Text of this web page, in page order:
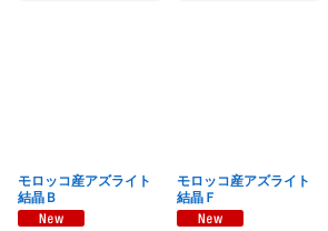
モロッコ産アズライト
結晶Ｂ
モロッコ産アズライト
結晶Ｆ